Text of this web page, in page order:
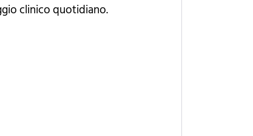
clinico quotidiano.